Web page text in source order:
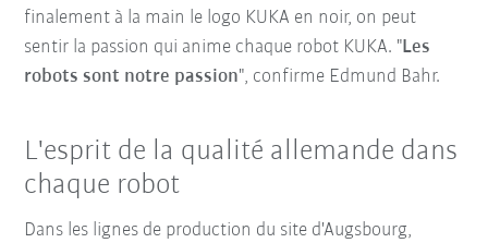
finalement à la main le logo KUKA en noir, on peut
sentir la passion qui anime chaque robot KUKA. "Les
robots sont notre passion", confirme Edmund Bahr.
L'esprit de la qualité allemande dans
chaque robot
Dans les lignes de production du site d'Augsbourg,